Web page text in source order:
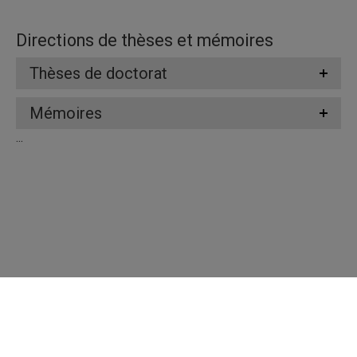
Directions de thèses et mémoires
Thèses de doctorat
Mémoires
...